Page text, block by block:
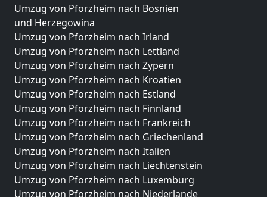
Umzug von Pforzheim nach Bosnien
und Herzegowina
Umzug von Pforzheim nach Irland
Umzug von Pforzheim nach Lettland
Umzug von Pforzheim nach Zypern
Umzug von Pforzheim nach Kroatien
Umzug von Pforzheim nach Estland
Umzug von Pforzheim nach Finnland
Umzug von Pforzheim nach Frankreich
Umzug von Pforzheim nach Griechenland
Umzug von Pforzheim nach Italien
Umzug von Pforzheim nach Liechtenstein
Umzug von Pforzheim nach Luxemburg
Umzug von Pforzheim nach Niederlande